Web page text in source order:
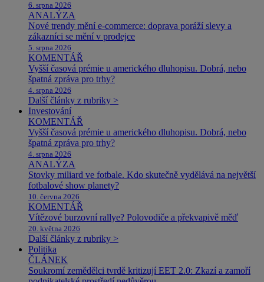
6. srpna 2026
ANALÝZA
Nové trendy mění e-commerce: doprava poráží slevy a
zákazníci se mění v prodejce
5. srpna 2026
KOMENTÁŘ
Vyšší časová prémie u amerického dluhopisu. Dobrá, nebo
špatná zpráva pro trhy?
4. srpna 2026
Další články z rubriky >
Investování
KOMENTÁŘ
Vyšší časová prémie u amerického dluhopisu. Dobrá, nebo
špatná zpráva pro trhy?
4. srpna 2026
ANALÝZA
Stovky miliard ve fotbale. Kdo skutečně vydělává na největší
fotbalové show planety?
10. června 2026
KOMENTÁŘ
Vítězové burzovní rallye? Polovodiče a překvapivě měď
20. května 2026
Další články z rubriky >
Politika
ČLÁNEK
Soukromí zemědělci tvrdě kritizují EET 2.0: Zkazí a zamoří